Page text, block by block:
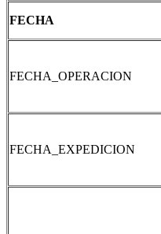
FECHA
FECHA_OPERACION
FECHA_EXPEDICION